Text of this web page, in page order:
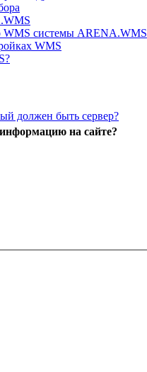
WMS системы ARENA.WMS
WMS
должен быть сервер?
на сайте?